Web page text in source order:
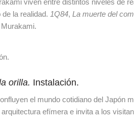
viven entre distintos niveles de
la realidad. 1Q84, La muerte del
orilla. Instalación.
el mundo cotidiano del Japón
efímera e invita a los